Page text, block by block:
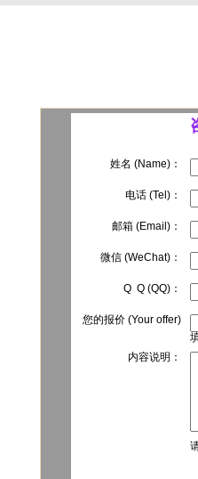
姓名 (Name)：
电话 (Tel)：
邮箱 (Email)：
微信 (WeChat)：
Q Q (QQ)：
您的报价 (Your offer)
内容说明：